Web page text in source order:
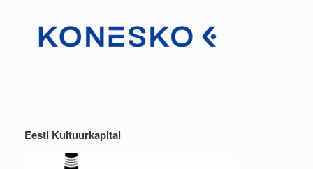
Eesti Kultuurkapital